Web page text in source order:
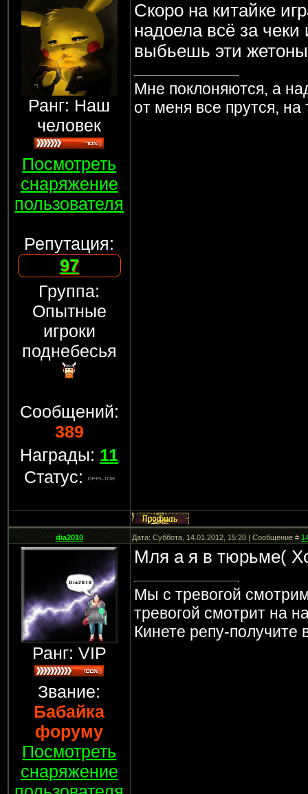
Ранг: Наш
человек
Посмотреть
снаряжение
пользователя
Репутация:
97
Группа:
Опытные
игроки
поднебесья
Сообщений:
389
Награды: 11
Статус:
Скоро на китайке
надоела всё за
выбьешь эти
Мне поклоняются, а
от меня все прутся,
dia2010 Дата: Суббота, 14.01.2012, 15:20 | Сообщение #
Ранг: VIP
Звание:
Бабайка
форуму
Посмотреть
снаряжение
Мля а я в тюрьме(
Мы с тревогой
тревогой смотрит на
Кинете репу-получите